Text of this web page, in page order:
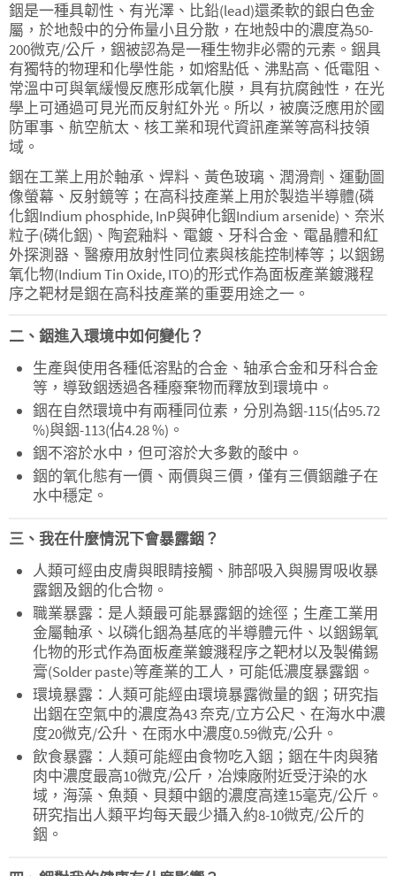
銦是一種具韌性、有光澤、比鉛(lead)還柔軟的銀白色金
屬，於地殼中的分佈量小且分散，在地殼中的濃度為50-
200微克/公斤，銦被認為是一種生物非必需的元素。銦具
有獨特的物理和化學性能，如熔點低、沸點高、低電阻、
常溫中可與氧緩慢反應形成氧化膜，具有抗腐蝕性，在光
學上可通過可見光而反射紅外光。所以，被廣泛應用於國
防軍事、航空航太、核工業和現代資訊產業等高科技領
域。
銦在工業上用於軸承、焊料、黃色玻璃、潤滑劑、運動圖
像螢幕、反射鏡等；在高科技產業上用於製造半導體(磷
化銦Indium phosphide, InP與砷化銦Indium arsenide)、奈米
粒子(磷化銦)、陶瓷釉料、電鍍、牙科合金、電晶體和紅
外探測器、醫療用放射性同位素與核能控制棒等；以銦錫
氧化物(Indium Tin Oxide, ITO)的形式作為面板產業鍍濺程
序之靶材是銦在高科技產業的重要用途之一。
二、銦進入環境中如何變化？
生產與使用各種低溶點的合金、轴承合金和牙科合金
等，導致銦透過各種廢棄物而釋放到環境中。
銦在自然環境中有兩種同位素，分別為銦-115(佔95.72
%)與銦-113(佔4.28 %)。
銦不溶於水中，但可溶於大多數的酸中。
銦的氧化態有一價、兩價與三價，僅有三價銦離子在
水中穩定。
三、我在什麼情況下會暴露銦？
人類可經由皮膚與眼睛接觸、肺部吸入與腸胃吸收暴
露銦及銦的化合物。
職業暴露：是人類最可能暴露銦的途徑；生產工業用
金屬軸承、以磷化銦為基底的半導體元件、以銦錫氧
化物的形式作為面板產業鍍濺程序之靶材以及製備錫
膏(Solder paste)等產業的工人，可能低濃度暴露銦。
環境暴露：人類可能經由環境暴露微量的銦；研究指
出銦在空氣中的濃度為43 奈克/立方公尺、在海水中濃
度20微克/公升、在雨水中濃度0.59微克/公升。
飲食暴露：人類可能經由食物吃入銦；銦在牛肉與豬
肉中濃度最高10微克/公斤，冶煉廠附近受汙染的水
域，海藻、魚類、貝類中銦的濃度高達15毫克/公斤。
研究指出人類平均每天最少攝入約8-10微克/公斤的
銦。